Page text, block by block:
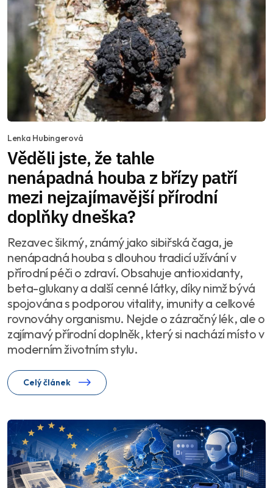
Lenka Hubingerová
Věděli jste, že tahle
nenápadná houba z břízy patří
mezi nejzajímavější přírodní
doplňky dneška?
Rezavec šikmý, známý jako sibiřská čaga, je
nenápadná houba s dlouhou tradicí užívání v
přírodní péči o zdraví. Obsahuje antioxidanty,
beta-glukany a další cenné látky, díky nimž bývá
spojována s podporou vitality, imunity a celkové
rovnováhy organismu. Nejde o zázračný lék, ale o
zajímavý přírodní doplněk, který si nachází místo v
moderním životním stylu.
Celý článek